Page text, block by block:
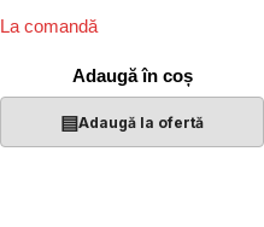
La comandă
Adaugă în coș
▤Adaugă la ofertă